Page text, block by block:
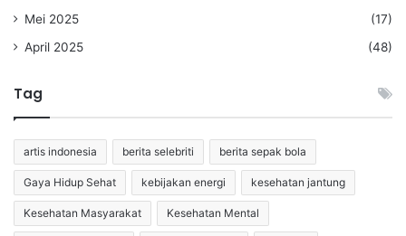
Mei 2025
(17)
April 2025
(48)
Tag
artis indonesia berita selebriti berita sepak bola
Gaya Hidup Sehat kebijakan energi kesehatan jantung
Kesehatan Masyarakat Kesehatan Mental